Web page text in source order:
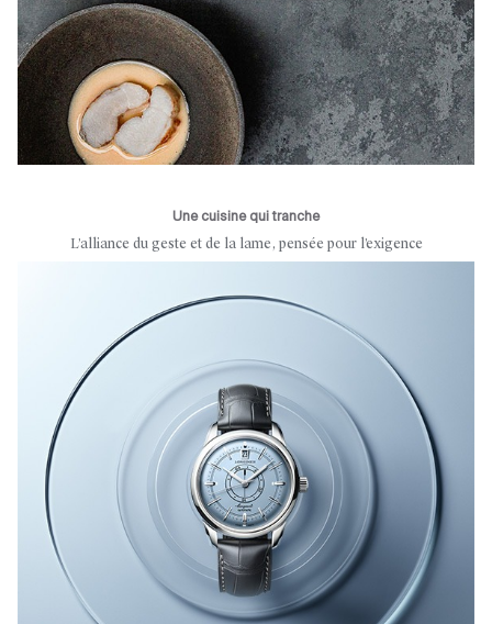
Une cuisine qui tranche
L’alliance du geste et de la lame, pensée pour l’exigence